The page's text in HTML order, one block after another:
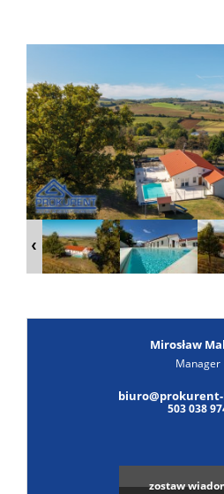
Mirosław
Manager
503 038
zostaw